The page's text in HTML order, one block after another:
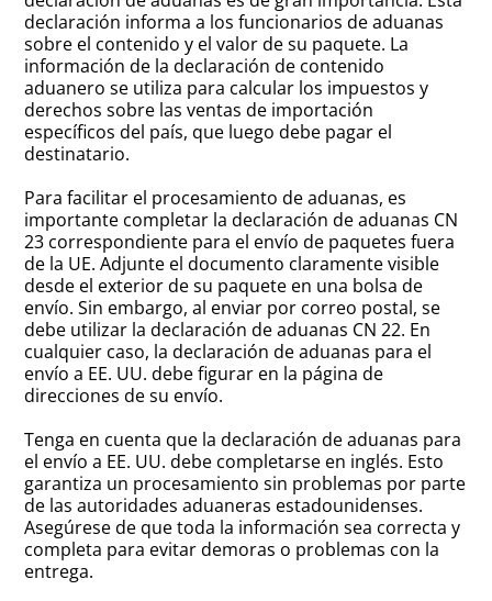
declaración informa a los funcionarios de aduanas
sobre el contenido y el valor de su paquete. La
información de la declaración de contenido
aduanero se utiliza para calcular los impuestos y
derechos sobre las ventas de importación
específicos del país, que luego debe pagar el
destinatario.
Para facilitar el procesamiento de aduanas, es
importante completar la declaración de aduanas CN
23 correspondiente para el envío de paquetes fuera
de la UE. Adjunte el documento claramente visible
desde el exterior de su paquete en una bolsa de
envío. Sin embargo, al enviar por correo postal, se
debe utilizar la declaración de aduanas CN 22. En
cualquier caso, la declaración de aduanas para el
envío a EE. UU. debe figurar en la página de
direcciones de su envío.
Tenga en cuenta que la declaración de aduanas para
el envío a EE. UU. debe completarse en inglés. Esto
garantiza un procesamiento sin problemas por parte
de las autoridades aduaneras estadounidenses.
Asegúrese de que toda la información sea correcta y
completa para evitar demoras o problemas con la
entrega.